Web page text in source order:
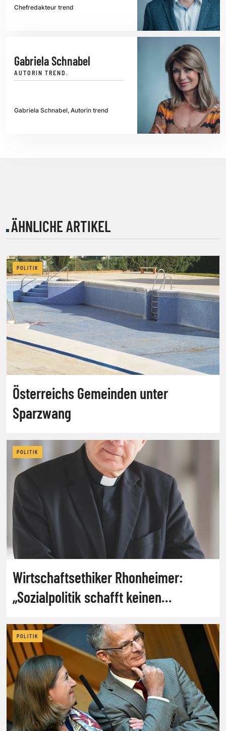
Chefredakteur trend
Gabriela Schnabel
AUTORIN TREND.
Gabriela Schnabel, Autorin trend
ÄHNLICHE ARTIKEL
POLITIK
Österreichs Gemeinden unter
Sparzwang
POLITIK
Wirtschaftsethiker Rhonheimer:
„Sozialpolitik schafft keinen
POLITIK